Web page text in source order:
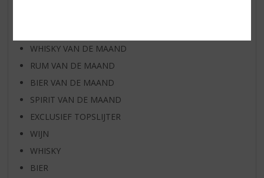
WHISKY VAN DE MAAND
RUM VAN DE MAAND
BIER VAN DE MAAND
SPIRIT VAN DE MAAND
EXCLUSIEF TOPSLIJTER
WIJN
WHISKY
BIER